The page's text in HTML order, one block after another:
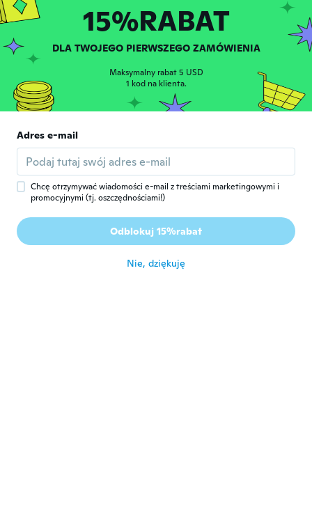
Rok dołączenia 2018 · 66 opinie
It’s beautiful! I love it!
około 5 roku temu
H Rok dołączenia 2020
około 5 roku temu
都 都至子
Rok dołączenia 2017 · 162 opinie · 9 przesłane
めちゃくちゃ可愛い💕
15%RABAT
DLA TWOJEGO PIERWSZEGO ZAMÓWIENIA
Maksymalny rabat 5 USD
1 kod na klienta.
Adres e-mail
Chcę otrzymywać wiadomości e-mail z treściami marketingowymi i
promocyjnymi (tj. oszczędnościami!)
Odblokuj 15%rabat
Nie, dziękuję